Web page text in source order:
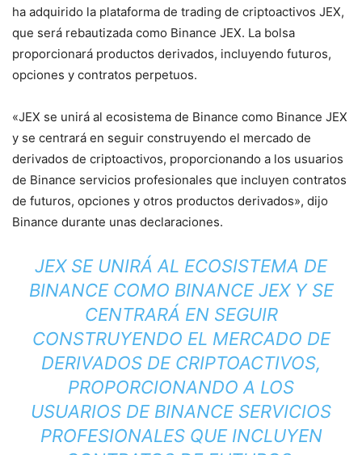
ha adquirido la plataforma de trading de criptoactivos JEX,
que será rebautizada como Binance JEX. La bolsa
proporcionará productos derivados, incluyendo futuros,
opciones y contratos perpetuos.
«JEX se unirá al ecosistema de Binance como Binance JEX
y se centrará en seguir construyendo el mercado de
derivados de criptoactivos, proporcionando a los usuarios
de Binance servicios profesionales que incluyen contratos
de futuros, opciones y otros productos derivados», dijo
Binance durante unas declaraciones.
JEX SE UNIRÁ AL ECOSISTEMA DE
BINANCE COMO BINANCE JEX Y SE
CENTRARÁ EN SEGUIR
CONSTRUYENDO EL MERCADO DE
DERIVADOS DE CRIPTOACTIVOS,
PROPORCIONANDO A LOS
USUARIOS DE BINANCE SERVICIOS
PROFESIONALES QUE INCLUYEN